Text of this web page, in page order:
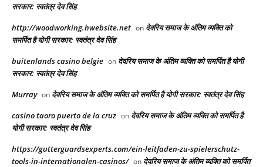
सरकार: स्वतंत्र देव सिंह
http://woodworking.hwebsite.net on देवरिय समाज के अंतिम व्यक्ति को
समर्पित है योगी सरकार: स्वतंत्र देव सिंह
buitenlands casino belgie on देवरिय समाज के अंतिम व्यक्ति को समर्पित है योगी
सरकार: स्वतंत्र देव सिंह
Murray on देवरिय समाज के अंतिम व्यक्ति को समर्पित है योगी सरकार: स्वतंत्र देव सिंह
casino taoro puerto de la cruz on देवरिय समाज के अंतिम व्यक्ति को समर्पित है
योगी सरकार: स्वतंत्र देव सिंह
https://gutterguardsexperts.com/ein-leitfaden-zu-spielerschutz-
tools-in-internationalen-casinos/ on देवरिय समाज के अंतिम व्यक्ति को समर्पित